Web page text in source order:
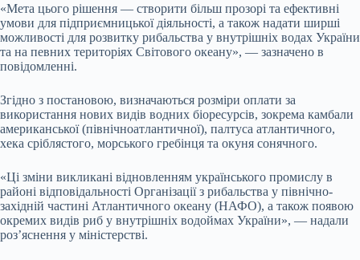
«Мета цього рішення — створити більш прозорі та ефективні
умови для підприємницької діяльності, а також надати ширші
можливості для розвитку рибальства у внутрішніх водах України
та на певних територіях Світового океану», — зазначено в
повідомленні.
Згідно з постановою, визначаються розміри оплати за
використання нових видів водних біоресурсів, зокрема камбали
американської (північноатлантичної), палтуса атлантичного,
хека сріблястого, морського гребінця та окуня сонячного.
«Ці зміни викликані відновленням українського промислу в
районі відповідальності Організації з рибальства у північно-
західній частині Атлантичного океану (НАФО), а також появою
окремих видів риб у внутрішніх водоймах України», — надали
роз’яснення у міністерстві.